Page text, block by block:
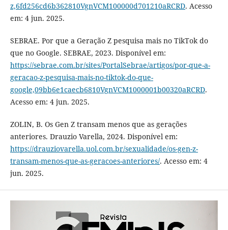
z,6fd256cd6b362810VgnVCM100000d701210aRCRD. Acesso
em: 4 jun. 2025.
SEBRAE. Por que a Geração Z pesquisa mais no TikTok do
que no Google. SEBRAE, 2023. Disponível em:
https://sebrae.com.br/sites/PortalSebrae/artigos/por-que-a-
geracao-z-pesquisa-mais-no-tiktok-do-que-
google,09bb6e1caecb6810VgnVCM1000001b00320aRCRD.
Acesso em: 4 jun. 2025.
ZOLIN, B. Os Gen Z transam menos que as gerações
anteriores. Drauzio Varella, 2024. Disponível em:
https://drauziovarella.uol.com.br/sexualidade/os-gen-z-
transam-menos-que-as-geracoes-anteriores/. Acesso em: 4
jun. 2025.